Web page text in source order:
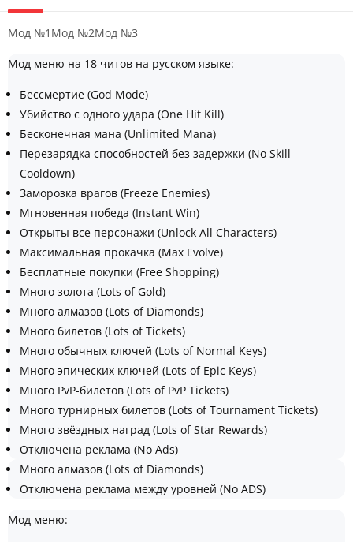
Мод №1 Мод №2Мод №3
Мод меню на 18 читов на русском языке:
Бессмертие (God Mode)
Убийство с одного удара (One Hit Kill)
Бесконечная мана (Unlimited Mana)
Перезарядка способностей без задержки (No Skill
Cooldown)
Заморозка врагов (Freeze Enemies)
Мгновенная победа (Instant Win)
Открыты все персонажи (Unlock All Characters)
Максимальная прокачка (Max Evolve)
Бесплатные покупки (Free Shopping)
Много золота (Lots of Gold)
Много алмазов (Lots of Diamonds)
Много билетов (Lots of Tickets)
Много обычных ключей (Lots of Normal Keys)
Много эпических ключей (Lots of Epic Keys)
Много PvP-билетов (Lots of PvP Tickets)
Много турнирных билетов (Lots of Tournament Tickets)
Много звёздных наград (Lots of Star Rewards)
Отключена реклама (No Ads)
Много алмазов (Lots of Diamonds)
Отключена реклама между уровней (No ADS)
Мод меню: